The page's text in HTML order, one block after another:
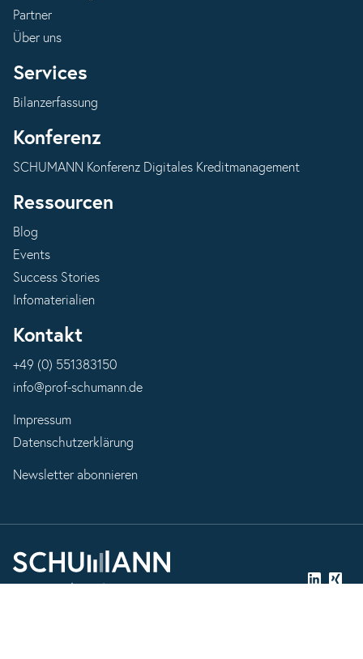
Partner
Über uns
Services
Bilanzerfassung
Konferenz
SCHUMANN Konferenz Digitales Kreditmanagement
Ressourcen
Blog
Events
Success Stories
Infomaterialien
Kontakt
+49 (0) 551383150
info@prof-schumann.de
Impressum
Datenschutzerklärung
Newsletter abonnieren
LinkedIn
Xing